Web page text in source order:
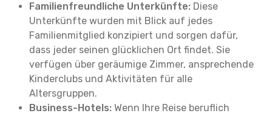
Familienfreundliche Unterkünfte: Diese
Unterkünfte wurden mit Blick auf jedes
Familienmitglied konzipiert und sorgen dafür,
dass jeder seinen glücklichen Ort findet. Sie
verfügen über geräumige Zimmer, ansprechende
Kinderclubs und Aktivitäten für alle
Altersgruppen.
Business-Hotels: Wenn Ihre Reise beruflich